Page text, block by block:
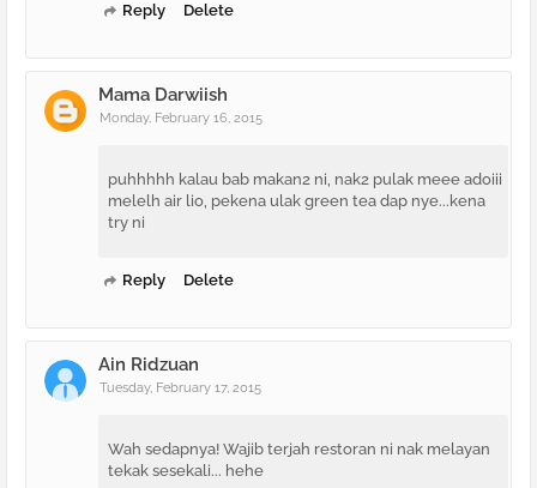
Reply Delete
Mama Darwiish
Monday, February 16, 2015
puhhhhh kalau bab makan2 ni, nak2 pulak meee adoiii
melelh air lio, pekena ulak green tea dap nye...kena
try ni
Reply Delete
Ain Ridzuan
Tuesday, February 17, 2015
Wah sedapnya! Wajib terjah restoran ni nak melayan
tekak sesekali... hehe